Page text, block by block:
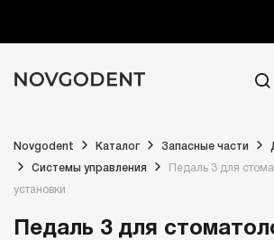
Novgodent Каталог Запасные части
Системы управления Педаль 3 для
установки
Педаль 3 для